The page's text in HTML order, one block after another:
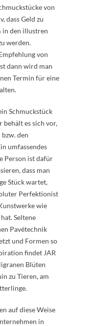
von
dass Geld zu
in den illustren
werden.
von
dann wird man
Termin für eine
Schmuckstück
behält es sich vor,
den
umfassendes
Person ist dafür
dass man
Stück wartet,
Perfektionist
wie
Seltene
Pavétechnik
und Formen so
findet JAR
Blüten
zu Tieren, am
auf diese Weise
in